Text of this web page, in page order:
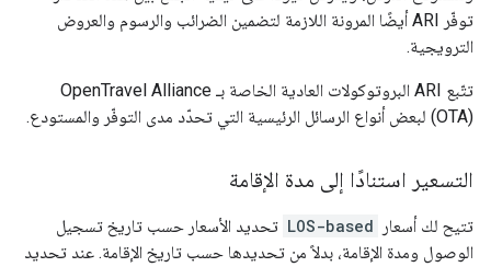
توفّر ARI أيضًا المرونة اللازمة لتضمين الضرائب والرسوم والعروض
الترويجية.
تتّبع ARI البروتوكولات العادية الخاصة بـ OpenTravel Alliance
(OTA) لبعض أنواع الرسائل الرئيسية التي تحدّد مدى التوفّر والمستودع.
التسعير استنادًا إلى مدة الإقامة
تتيح لك أسعار LOS-based تحديد الأسعار حسب تاريخ تسجيل
الوصول ومدة الإقامة، بدلاً من تحديدها حسب تاريخ الإقامة. عند تحديد